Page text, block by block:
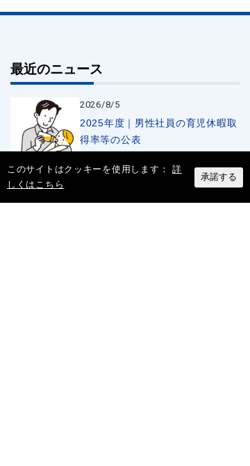
最近のニュース
2025年度｜男性社員の育児休暇取
得率等の公表
2026/8/5
このサイトはクッキーを使用します： 詳
しくはこちら
承諾する